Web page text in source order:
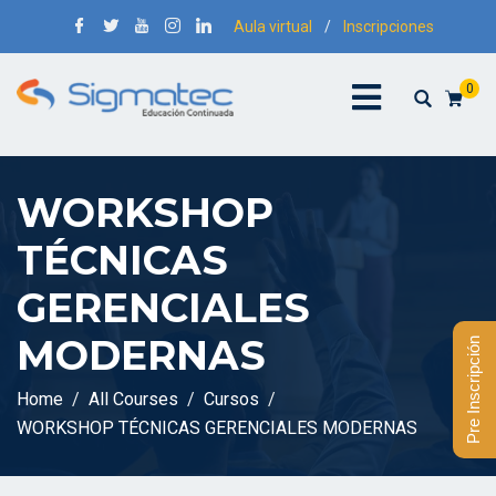
Aula virtual / Inscripciones
0
WORKSHOP
TÉCNICAS
GERENCIALES
MODERNAS
Home All Courses
Cursos
WORKSHOP TÉCNICAS GERENCIALES MODERNAS
Pre Inscripción